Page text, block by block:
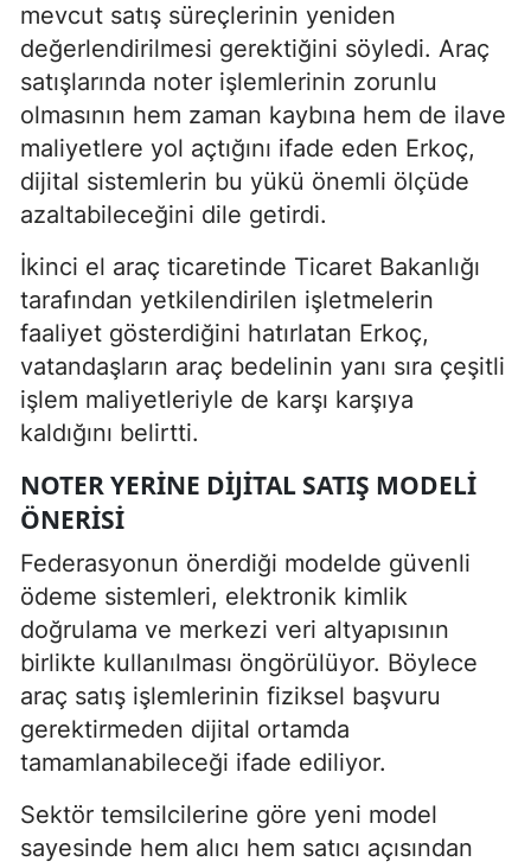
mevcut satış süreçlerinin yeniden
değerlendirilmesi gerektiğini söyledi. Araç
satışlarında noter işlemlerinin zorunlu
olmasının hem zaman kaybına hem de ilave
maliyetlere yol açtığını ifade eden Erkoç,
dijital sistemlerin bu yükü önemli ölçüde
azaltabileceğini dile getirdi.
İkinci el araç ticaretinde Ticaret Bakanlığı
tarafından yetkilendirilen işletmelerin
faaliyet gösterdiğini hatırlatan Erkoç,
vatandaşların araç bedelinin yanı sıra çeşitli
işlem maliyetleriyle de karşı karşıya
kaldığını belirtti.
NOTER YERINE DIJITAL SATIŞ MODELI
ÖNERISI
Federasyonun önerdiği modelde güvenli
ödeme sistemleri, elektronik kimlik
doğrulama ve merkezi veri altyapısının
birlikte kullanılması öngörülüyor. Böylece
araç satış işlemlerinin fiziksel başvuru
gerektirmeden dijital ortamda
tamamlanabileceği ifade ediliyor.
Sektör temsilcilerine göre yeni model
sayesinde hem alıcı hem satıcı açısından